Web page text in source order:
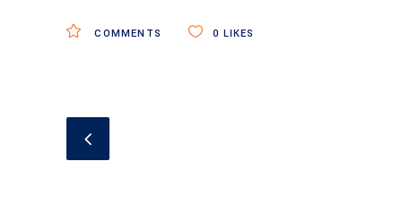
COMMENTS 0 LIKES